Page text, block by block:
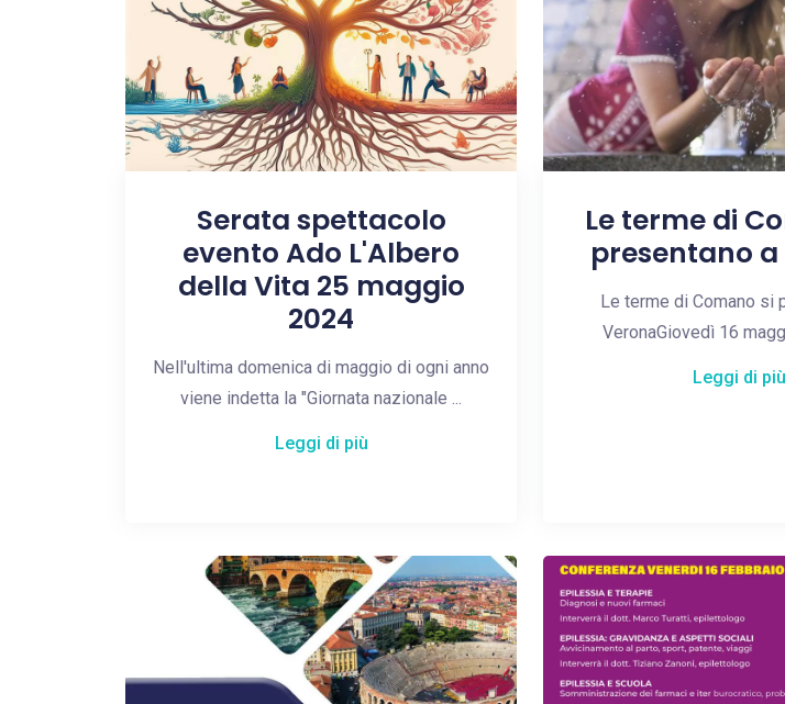
Serata spettacolo
evento Ado L'Albero
della Vita 25 maggio
2024
Nell'ultima domenica di maggio di ogni anno
viene indetta la "Giornata nazionale ...
Leggi di più
Le terme di
presentano
Le terme di Comano si
VeronaGiovedì 16
Leggi di più